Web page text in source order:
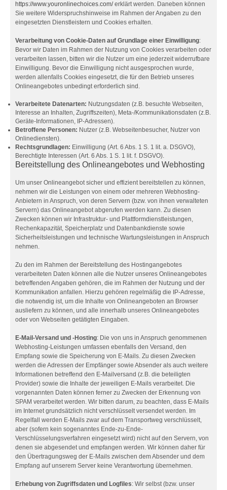
https://www.youronlinechoices.com/erklärt werden. Daneben können
Sie weitere Widerspruchshinweise im Rahmen der Angaben zu den
eingesetzten Dienstleistern und Cookies erhalten.
Verarbeitung von Cookie-Daten auf Grundlage einer Einwilligung:
Bevor wir Daten im Rahmen der Nutzung von Cookies verarbeiten oder
verarbeiten lassen, bitten wir die Nutzer um eine jederzeit widerrufbare
Einwilligung. Bevor die Einwilligung nicht ausgesprochen wurde,
werden allenfalls Cookies eingesetzt, die für den Betrieb unseres
Onlineangebotes unbedingt erforderlich sind.
Verarbeitete Datenarten: Nutzungsdaten (z.B. besuchte Webseiten,
Interesse an Inhalten, Zugriffszeiten), Meta-/Kommunikationsdaten (z.B.
Geräte-Informationen, IP-Adressen).
Betroffene Personen: Nutzer (z.B. Webseitenbesucher, Nutzer von
Onlinediensten).
Rechtsgrundlagen: Einwilligung (Art. 6 Abs. 1 S. 1 lit. a. DSGVO),
Berechtigte Interessen (Art. 6 Abs. 1 S. 1 lit. f. DSGVO).
Bereitstellung des Onlineangebotes und Webhosting
Um unser Onlineangebot sicher und effizient bereitstellen zu können,
nehmen wir die Leistungen von einem oder mehreren Webhosting-
Anbietern in Anspruch, von deren Servern (bzw. von ihnen verwalteten
Servern) das Onlineangebot abgerufen werden kann. Zu diesen
Zwecken können wir Infrastruktur- und Plattformdienstleistungen,
Rechenkapazität, Speicherplatz und Datenbankdienste sowie
Sicherheitsleistungen und technische Wartungsleistungen in Anspruch
nehmen.
Zu den im Rahmen der Bereitstellung des Hostingangebotes
verarbeiteten Daten können alle die Nutzer unseres Onlineangebotes
betreffenden Angaben gehören, die im Rahmen der Nutzung und der
Kommunikation anfallen. Hierzu gehören regelmäßig die IP-Adresse,
die notwendig ist, um die Inhalte von Onlineangeboten an Browser
ausliefern zu können, und alle innerhalb unseres Onlineangebotes
oder von Webseiten getätigten Eingaben.
E-Mail-Versand und -Hosting: Die von uns in Anspruch genommenen
Webhosting-Leistungen umfassen ebenfalls den Versand, den
Empfang sowie die Speicherung von E-Mails. Zu diesen Zwecken
werden die Adressen der Empfänger sowie Absender als auch weitere
Informationen betreffend den E-Mailversand (z.B. die beteiligten
Provider) sowie die Inhalte der jeweiligen E-Mails verarbeitet. Die
vorgenannten Daten können ferner zu Zwecken der Erkennung von
SPAM verarbeitet werden. Wir bitten darum, zu beachten, dass E-Mails
im Internet grundsätzlich nicht verschlüsselt versendet werden. Im
Regelfall werden E-Mails zwar auf dem Transportweg verschlüsselt,
aber (sofern kein sogenanntes Ende-zu-Ende-
Verschlüsselungsverfahren eingesetzt wird) nicht auf den Servern, von
denen sie abgesendet und empfangen werden. Wir können daher für
den Übertragungsweg der E-Mails zwischen dem Absender und dem
Empfang auf unserem Server keine Verantwortung übernehmen.
Erhebung von Zugriffsdaten und Logfiles: Wir selbst (bzw. unser